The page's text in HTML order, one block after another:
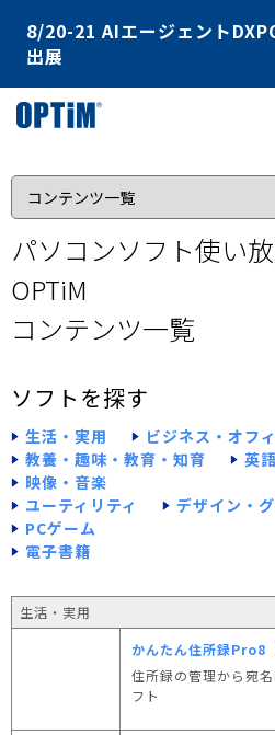
8/20-21 AIエージェント
出展
パソコンソフト使い
OPTiM
コンテンツ一覧
ソフトを探す
生活・実用
ビジネス・オフ
教養・趣味・教育・知育
英
映像・音楽
ユーティリティ
デザイン・
PCゲーム
電子書籍
生活・実用
かんたん住所録Pro8
住所録の管理から宛
フト